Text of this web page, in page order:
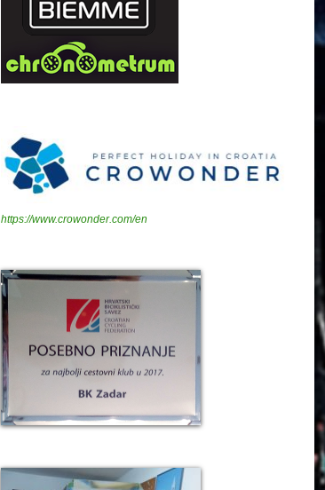
https://www.crowonder.com/en